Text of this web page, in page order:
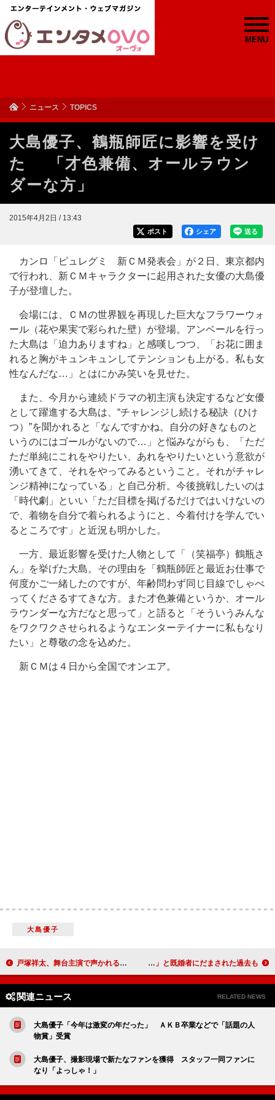
MENU
ニュース TOPICS
大島優子、鶴瓶師匠に影響を受け
た 「才色兼備、オールラウン
ダーな方」
2015年4月2日 / 13:43
送る
シェア
ポスト
カンロ「ピュレグミ 新ＣＭ発表会」が２日、東京都内
で行われ、新ＣＭキャラクターに起用された女優の大島優
子が登壇した。
会場には、ＣＭの世界観を再現した巨大なフラワーウォ
ール（花や果実で彩られた壁）が登場。アンベールを行っ
た大島は「迫力ありますね」と感嘆しつつ、「お花に囲ま
れると胸がキュンキュンしてテンションも上がる。私も女
性なんだな…」とはにかみ笑いを見せた。
また、今月から連続ドラマの初主演も決定するなど女優
として躍進する大島は、“チャレンジし続ける秘訣（ひけ
つ）”を聞かれると「なんですかね。自分の好きなものと
いうのにはゴールがないので…」と悩みながらも、「ただ
ただ単純にこれをやりたい、あれをやりたいという意欲が
湧いてきて、それをやってみるということ。それがチャレ
ンジ精神になっている」と自己分析。今後挑戦したいのは
「時代劇」といい「ただ目標を掲げるだけではいけないの
で、着物を自分で着られるようにと、今着付けを学んでい
るところです」と近況も明かした。
一方、最近影響を受けた人物として「（笑福亭）鶴瓶さ
ん」を挙げた大島。その理由を「鶴瓶師匠と最近お仕事で
何度かご一緒したのですが、年齢問わず同じ目線でしゃべ
ってくださるすてきな方。また才色兼備というか、オール
ラウンダーな方だなと思って」と語ると「そういうみんな
をワクワクさせられるようなエンターテイナーに私もなり
たい」と尊敬の念を込めた。
新ＣＭは４日から全国でオンエア。
大島優子
戸塚祥太、舞台主演で声かれるも「役作り」 錦織一清は“先輩”稲垣吾郎に感謝述べる 橋本マナミ、「普段から、ノーパンノーブラ」 「愛人にはなれない体質」と既婚者にだまされた過去も
関連ニュース RELATED NEWS
大島優子「今年は激変の年だった」 ＡＫＢ卒業などで「話題の人
物賞」受賞
大島優子、撮影現場で新たなファンを獲得 スタッフ一同ファンに
なり「よっしゃ！」